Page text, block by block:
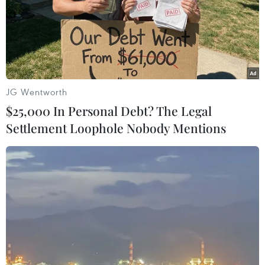
06/08/2026 13:06
Đắk Lắk truy quét, xử lý tình trạng
phá rừng, lấn chiếm đất rừng
06/08/2026 12:36
Cảnh báo mưa cường độ lớn trên
100mm tại Bắc Bộ, Thanh Hóa và
Nghệ An
về nhà ở, giao thông tại tỉnh Sơn La
06/08/2026 09:48
JG Wentworth
$25,000 In Personal Debt? The Legal
Settlement Loophole Nobody Mentions